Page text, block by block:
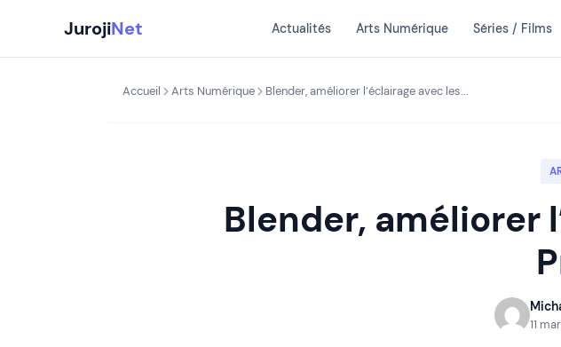
contenu
JurojiNet Actualités Arts Numérique Séries / Films
Accueil Arts Numérique Blender, améliorer l’éclairage avec les...
Blender, améliorer
11